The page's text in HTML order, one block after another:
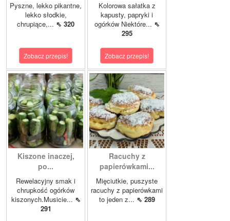
Pyszne, lekko pikantne,
lekko słodkie,
chrupiące,... ⇖ 320
Zobacz przepis!
Kolorowa sałatka z
kapusty, papryki i
ogórków Niektóre... ⇖
295
Zobacz przepis!
Kiszone inaczej,
po...
Rewelacyjny smak i
chrupkość ogórków
kiszonych.Musicie... ⇖
291
Racuchy z
papierówkami...
Mięciutkie, puszyste
racuchy z papierówkami
to jeden z... ⇖ 289